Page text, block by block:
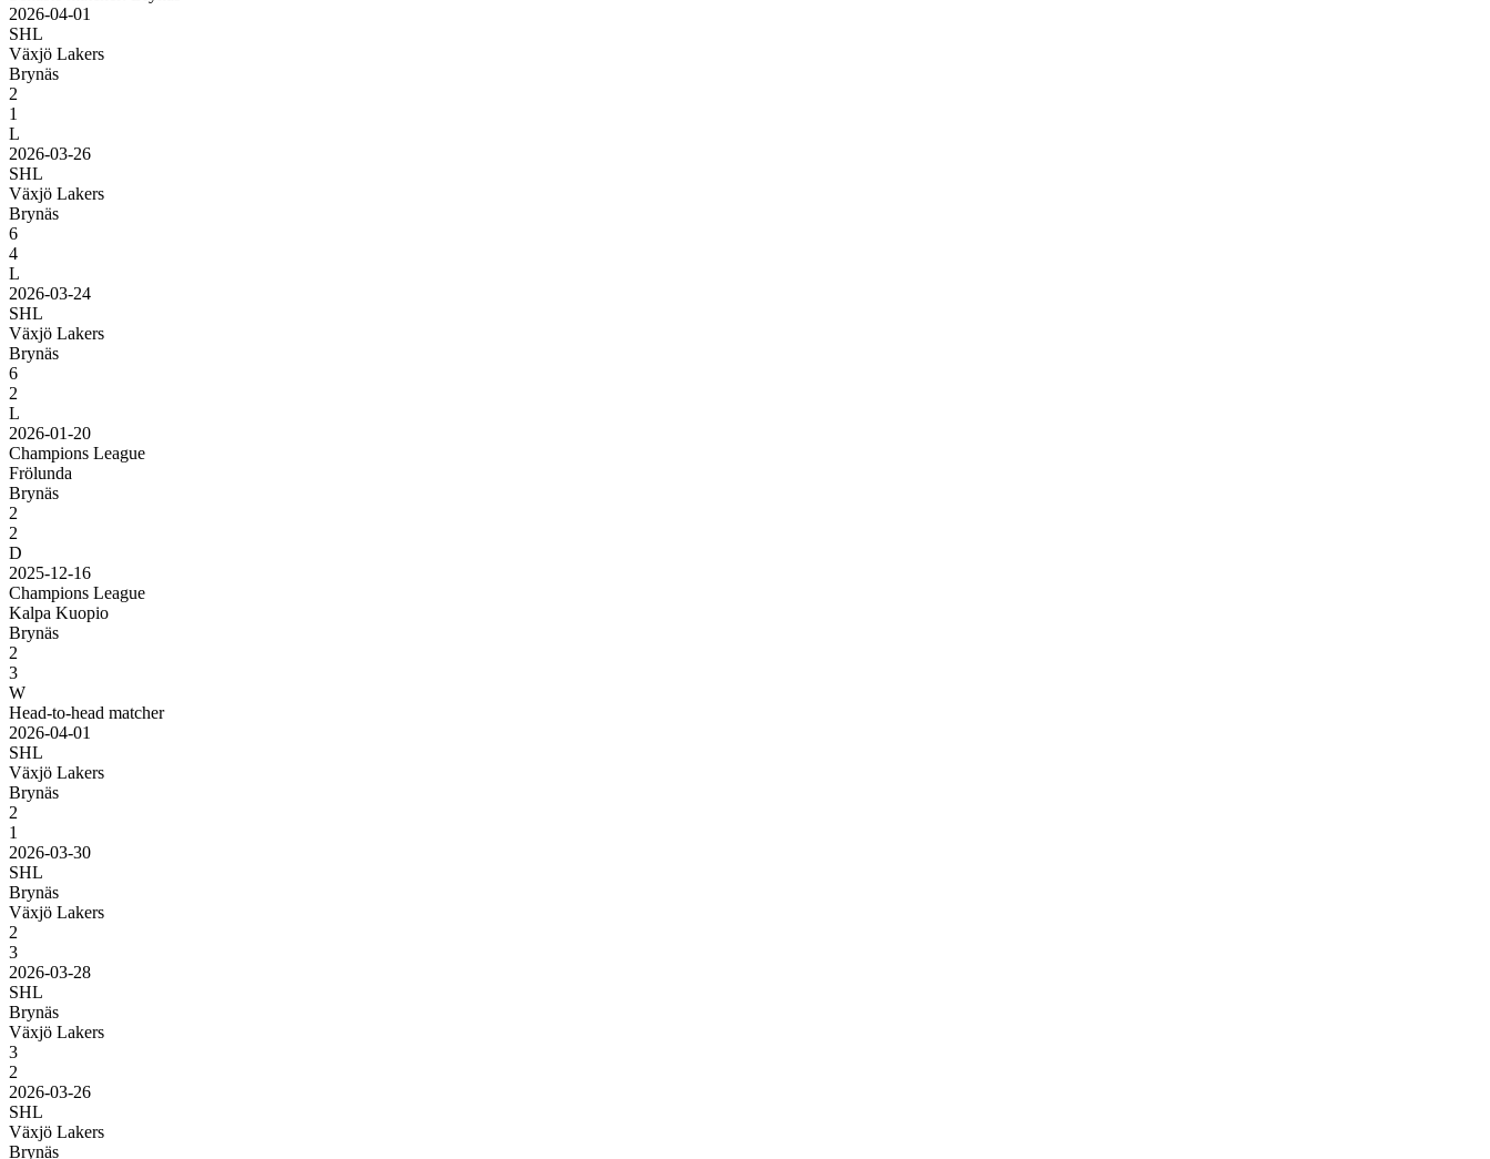
2026-04-01
SHL
Växjö Lakers
Brynäs
2
1
L
2026-03-26
SHL
Växjö Lakers
Brynäs
6
4
L
2026-03-24
SHL
Växjö Lakers
Brynäs
6
2
L
2026-01-20
Champions League
Frölunda
Brynäs
2
2
D
2025-12-16
Champions League
Kalpa Kuopio
Brynäs
2
3
W
Head-to-head matcher
2026-04-01
SHL
Växjö Lakers
Brynäs
2
1
2026-03-30
SHL
Brynäs
Växjö Lakers
2
3
2026-03-28
SHL
Brynäs
Växjö Lakers
3
2
2026-03-26
SHL
Växjö Lakers
Brynäs